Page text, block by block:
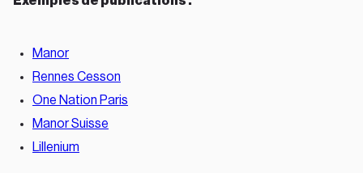
Manor
Rennes Cesson
One Nation Paris
Manor Suisse
Lillenium